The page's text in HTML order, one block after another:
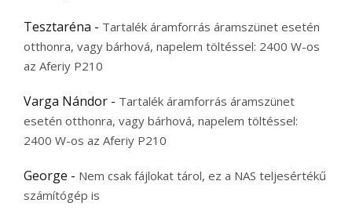
Tesztaréna - Tartalék áramforrás áramszünet esetén
otthonra, vagy bárhová, napelem töltéssel: 2400 W-os
az Aferiy P210
Varga Nándor - Tartalék áramforrás áramszünet
esetén otthonra, vagy bárhová, napelem töltéssel:
2400 W-os az Aferiy P210
George - Nem csak fájlokat tárol, ez a NAS teljesértékű
számítógép is